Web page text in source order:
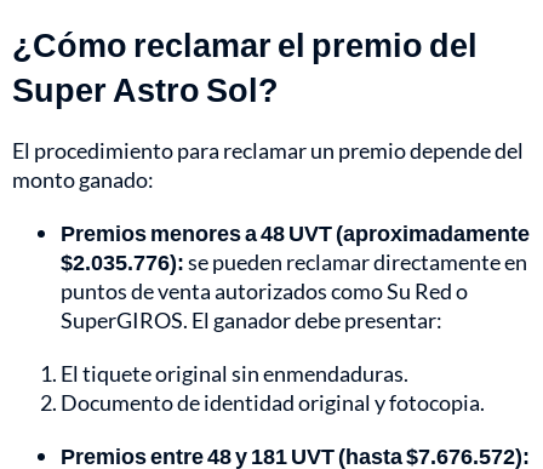
¿Cómo reclamar el premio del
Super Astro Sol?
El procedimiento para reclamar un premio depende del
monto ganado:
Premios menores a 48 UVT (aproximadamente
$2.035.776):se pueden reclamar directamente en
puntos de venta autorizados como Su Red o
SuperGIROS. El ganador debe presentar:
El tiquete original sin enmendaduras.
Documento de identidad original y fotocopia.
Premios entre 48 y 181 UVT (hasta $7.676.572):